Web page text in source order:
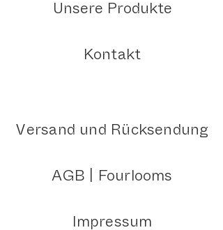
Unsere Produkte
Kontakt
Versand und Rücksendung
AGB | Fourlooms
Impressum